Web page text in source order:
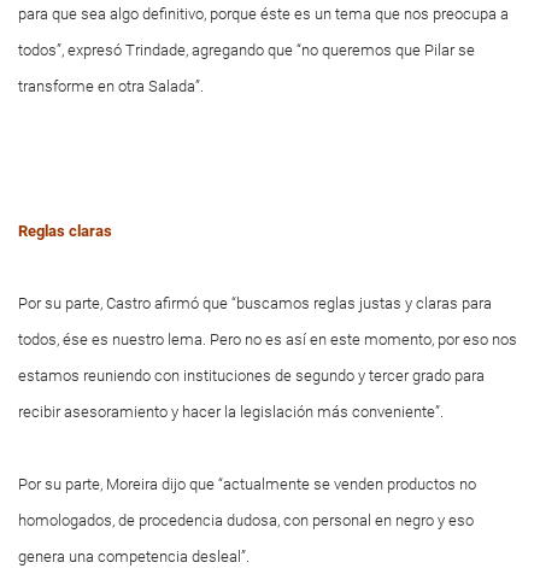
para que sea algo definitivo, porque éste es un tema que nos preocupa a
todos”, expresó Trindade, agregando que “no queremos que Pilar se
transforme en otra Salada”.
Reglas claras
Por su parte, Castro afirmó que “buscamos reglas justas y claras para
todos, ése es nuestro lema. Pero no es así en este momento, por eso nos
estamos reuniendo con instituciones de segundo y tercer grado para
recibir asesoramiento y hacer la legislación más conveniente”.
Por su parte, Moreira dijo que “actualmente se venden productos no
homologados, de procedencia dudosa, con personal en negro y eso
genera una competencia desleal”.